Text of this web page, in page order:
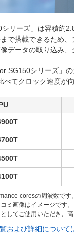
シリーズ」は容積約
で搭載できるため
データの取り込み
SG150シリーズ」
べてクロック速度が
coresの周波数です。
ミ画像はイメージです。
してご使用いただき、
および詳細について